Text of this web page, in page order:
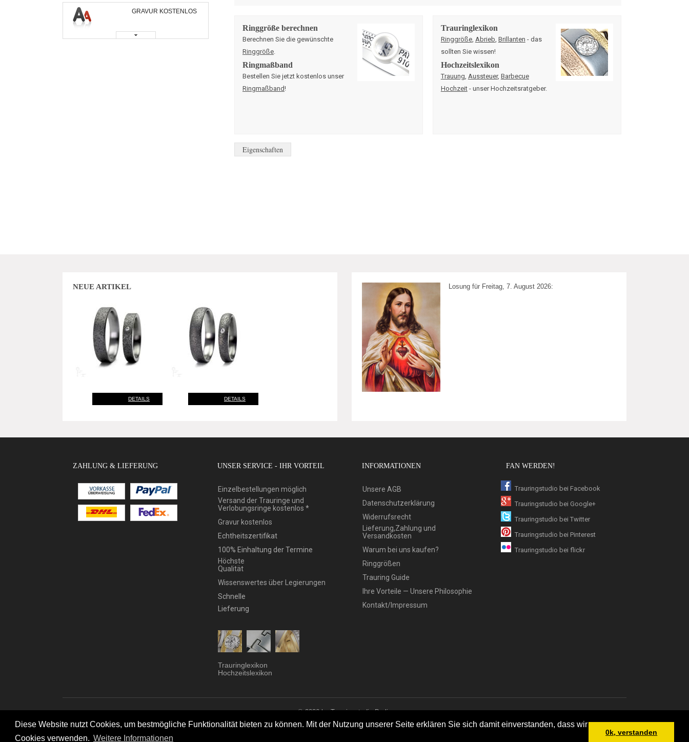
Diese Website nutzt Cookies, um bestmögliche Funktionalität bieten zu können. Mit der Nutzung unserer Seite erklären Sie sich damit einverstanden, dass wir
Cookies verwenden. Weitere Informationen
0k, verstanden
Ringgröße berechnen
Berechnen Sie die gewünschte
Ringgröße
Ringmaßband
Bestellen Sie jetzt kostenlos unser
Ringmaßband!
Trauringlexikon
Ringgröße, Abrieb Brillanten - das
sollten Sie wissen!
Hochzeitslexikon
Trauung Aussteuer, Barbecue
Hochzeit- unser Hochzeitsratgeber.
Eigenschaften
GRAVUR KOSTENLOS
NEUE ARTIKEL
DETAILS DETAILS
Losung für Freitag, 7. August 2026:
ZAHLUNG & LIEFERUNG UNSER SERVICE - IHR VORTEIL
Einzelbestellungen möglich
Versand der Trauringe und
Verlobungsringe kostenlos *
Gravur kostenlos
Echtheitszertifikat
100% Einhaltung der Termine
Höchste
Qualität
Wissenswertes über Legierungen
Schnelle
Lieferung
Trauringlexikon
Hochzeitslexikon
INFORMATIONEN
Unsere AGB
Datenschutzerklärung
Widerrufsrecht
Lieferung,Zahlung und
Versandkosten
Warum bei uns kaufen?
Ringgrößen
Trauring Guide
Ihre Vorteile — Unsere Philosophie
Kontakt/Impressum
FAN WERDEN!
Trauringstudio bei Facebook
Trauringstudio bei Google+
Trauringstudio bei Twitter
Trauringstudio bei Pinterest
Trauringstudio bei flickr
© 2026 by Trauringstudio Berlin
Trauringstudio
Trauringe Hersteller Kontakt/Impressum Aktionen | News Sitemap